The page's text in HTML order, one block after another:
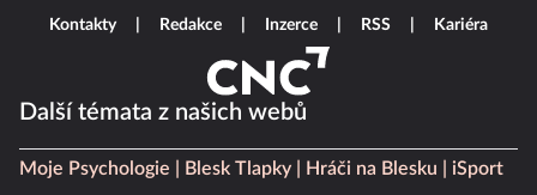
Další témata z našich webů
Moje Psychologie Blesk Tlapky Hráči na Blesku
iSport
Kontakty Redakce Inzerce RSS Kariéra